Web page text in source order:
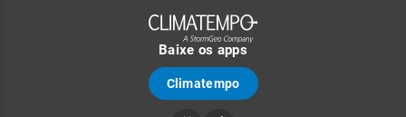
Baixe os apps
Climatempo